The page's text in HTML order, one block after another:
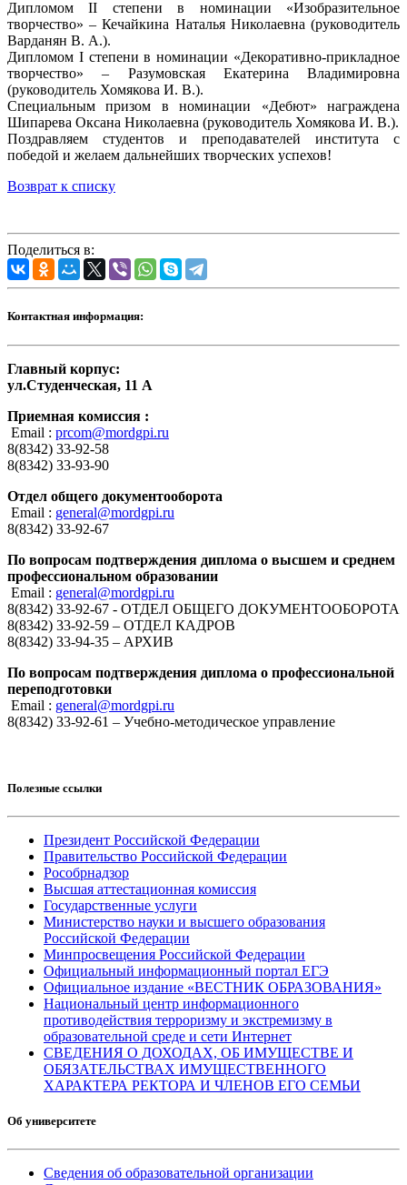
Дипломом II степени в номинации «Изобразительное
творчество» – Кечайкина Наталья Николаевна (руководитель
Варданян В. А.).
Дипломом I степени в номинации «Декоративно-прикладное
творчество» – Разумовская Екатерина Владимировна
(руководитель Хомякова И. В.).
Специальным призом в номинации «Дебют» награждена
Шипарева Оксана Николаевна (руководитель Хомякова И. В.).
Поздравляем студентов и преподавателей института с
победой и желаем дальнейших творческих успехов!
Возврат к списку
Поделиться в:
Контактная информация:
Главный корпус:
ул.Студенческая, 11 А
Приемная комиссия :
Email : prcom@mordgpi.ru
8(8342) 33-92-58
8(8342) 33-93-90
Отдел общего документооборота
Email : general@mordgpi.ru
8(8342) 33-92-67
По вопросам подтверждения диплома о высшем и среднем
профессиональном образовании
Email : general@mordgpi.ru
8(8342) 33-92-67 - ОТДЕЛ ОБЩЕГО ДОКУМЕНТООБОРОТА
8(8342) 33-92-59 – ОТДЕЛ КАДРОВ
8(8342) 33-94-35 – АРХИВ
По вопросам подтверждения диплома о профессиональной
переподготовки
Email : general@mordgpi.ru
8(8342) 33-92-61 – Учебно-методическое управление
Полезные ссылки
Президент Российской Федерации
Правительство Российской Федерации
Рособрнадзор
Высшая аттестационная комиссия
Государственные услуги
Министерство науки и высшего образования
Российской Федерации
Минпросвещения Российской Федерации
Официальный информационный портал ЕГЭ
Официальное издание «ВЕСТНИК ОБРАЗОВАНИЯ»
Национальный центр информационного
противодействия терроризму и экстремизму в
образовательной среде и сети Интернет
СВЕДЕНИЯ О ДОХОДАХ, ОБ ИМУЩЕСТВЕ И
ОБЯЗАТЕЛЬСТВАХ ИМУЩЕСТВЕННОГО
ХАРАКТЕРА РЕКТОРА И ЧЛЕНОВ ЕГО СЕМЬИ
Об университете
Сведения об образовательной организации